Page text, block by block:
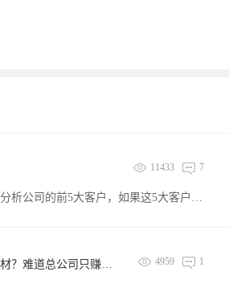
11433 7
谈到收入之后，我们需要知道这个收入从哪里来，显然是从客户中来的，通过分析公司的前5大客户，如果这5大客户的销售额占了公司销售额的绝大部分，这我们就要小心了，这个客户的集中度比较高，有待于结合其他数据进行观察；如果我们通过分析发现公司的客户属于小众，通过分析客户，我们可以分析公司的总客户数量，有效客户数量以及可服务客户数量，这些数字可以帮助我们分析公司未来发展的前景及空间，也可以帮助我们确定其是否具有合作价值。合作人是逐利的，每一个合作人都期望投到独角兽，做梦都想合作到像阿里巴巴这样伟大的企业，因此合作人看企业一定是期望这个企业未来有巨大的发展空间，有爆发性增长的机会。如果我们通过客户分析，发现其未来市场不是一片蓝海，而只是一个小池塘，那显然是不具备合作价值的。
铂金建材公司推出这么多商业模式，那靠什么盈利？加盟商的材料都是就地取材？难道总公司只赚取前期费用？ 4959 1